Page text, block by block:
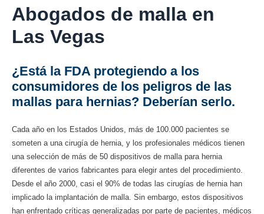
Abogados de malla en
Las Vegas
¿Está la FDA protegiendo a los
consumidores de los peligros de las
mallas para hernias? Deberían serlo.
Cada año en los Estados Unidos, más de 100.000 pacientes se
someten a una cirugía de hernia, y los profesionales médicos tienen
una selección de más de 50 dispositivos de malla para hernia
diferentes de varios fabricantes para elegir antes del procedimiento.
Desde el año 2000, casi el 90% de todas las cirugías de hernia han
implicado la implantación de malla. Sin embargo, estos dispositivos
han enfrentado críticas generalizadas por parte de pacientes, médicos